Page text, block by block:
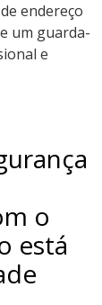
endereço
um guarda-
e
o
está